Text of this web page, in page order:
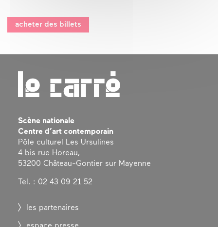
acheter des billets
Scène nationale
Centre d’art contemporain
Pôle culturel Les Ursulines
4 bis rue Horeau,
53200 Château-Gontier sur Mayenne
Tel. : 02 43 09 21 52
les partenaires